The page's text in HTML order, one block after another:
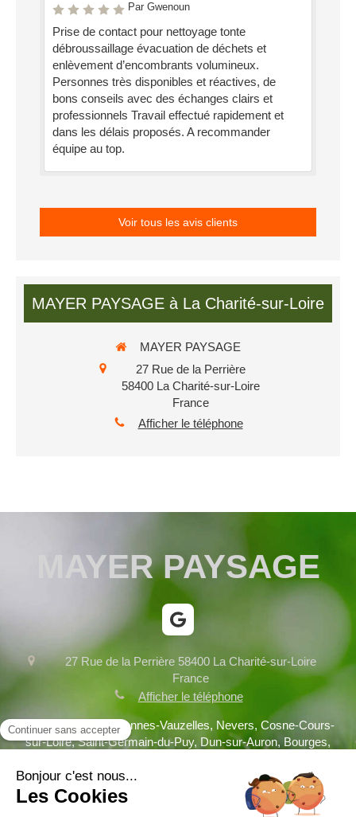
Par Gwenoun
Prise de contact pour nettoyage tonte
débroussaillage évacuation de déchets et
enlèvement d’encombrants volumineux.
Personnes très disponibles et réactives, de
bons conseils avec des échanges clairs et
professionnels Travail effectué rapidement et
dans les délais proposés. A recommander
équipe au top.
Voir tous les avis clients
MAYER PAYSAGE à La Charité-sur-Loire
MAYER PAYSAGE
27 Rue de la Perrière
58400 La Charité-sur-Loire
France
Afficher le téléphone
MAYER PAYSAGE
27 Rue de la Perrière 58400 La Charité-sur-Loire
France
Afficher le téléphone
Fourchambault, Varennes-Vauzelles, Nevers, Cosne-Cours-
sur-Loire, Saint-Germain-du-Puy, Dun-sur-Auron, Bourges,